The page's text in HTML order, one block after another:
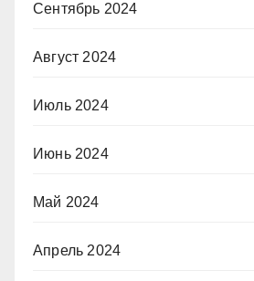
Сентябрь 2024
Август 2024
Июль 2024
Июнь 2024
Май 2024
Апрель 2024